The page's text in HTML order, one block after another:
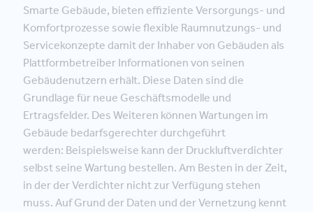
Smarte Gebäude, bieten effiziente Versorgungs- und
Komfortprozesse sowie flexible Raumnutzungs- und
Servicekonzepte damit der Inhaber von Gebäuden als
Plattformbetreiber Informationen von seinen
Gebäudenutzern erhält. Diese Daten sind die
Grundlage für neue Geschäftsmodelle und
Ertragsfelder. Des Weiteren können Wartungen im
Gebäude bedarfsgerechter durchgeführt
werden: Beispielsweise kann der Druckluftverdichter
selbst seine Wartung bestellen. Am Besten in der Zeit,
in der der Verdichter nicht zur Verfügung stehen
muss. Auf Grund der Daten und der Vernetzung kennt